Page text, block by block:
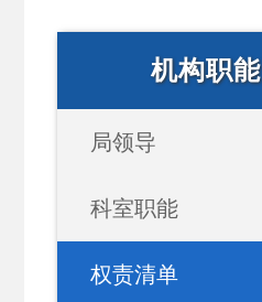
机构职能
局领导
科室职能
权责清单